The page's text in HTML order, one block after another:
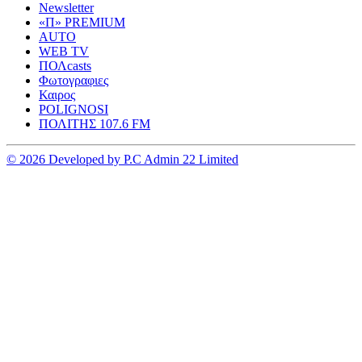
Newsletter
«Π» PREMIUM
AUTO
WEB TV
ΠΟΛcasts
Φωτογραφιες
Καιρος
POLIGNOSI
ΠΟΛΙΤΗΣ 107.6 FM
© 2026 Developed by P.C Admin 22 Limited